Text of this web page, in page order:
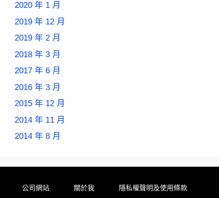
2020 年 1 月
2019 年 12 月
2019 年 2 月
2018 年 3 月
2017 年 6 月
2016 年 3 月
2015 年 12 月
2014 年 11 月
2014 年 8 月
公司網站 關於我 隱私權聲明及使用條款